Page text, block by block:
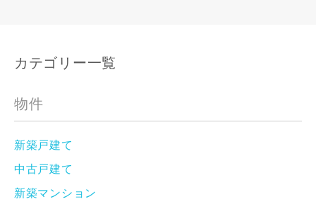
カテゴリー一覧
物件
新築戸建て
中古戸建て
新築マンション